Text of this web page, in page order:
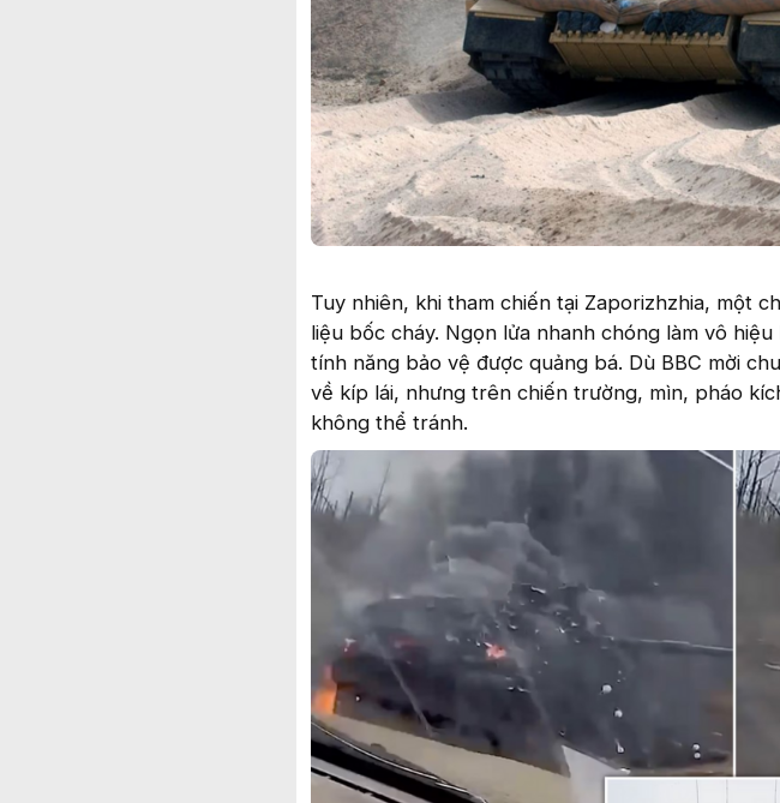
Tuy nhiên, khi tham chiến tại Zaporizhzhia, một
liệu bốc cháy. Ngọn lửa nhanh chóng làm vô
tính năng bảo vệ được quảng bá. Dù BBC mời
về kíp lái, nhưng trên chiến trường, mìn, pháo
không thể tránh.